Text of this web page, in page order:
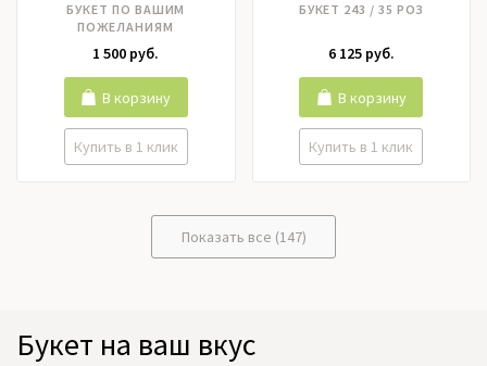
Лилии, Матрикария,
Нарцисс, Нобилис,
Орхидея, Пионовидные
розы, Пионы, Подсолнух,
Ранункулюс, Роза кустовая,
Розы российские, Розы
эквадор, Тюльпаны,
Фрезия, Хризантема,
БУКЕТ ПО ВАШИМ
ПОЖЕЛАНИЯМ
1 500 руб.
Купить в 1 клик
В корзину
БУКЕТ 243 / 35 РОЗ
6 125 руб.
Купить в 1 клик
В корзину
Показать все (147)
Букет на ваш вкус